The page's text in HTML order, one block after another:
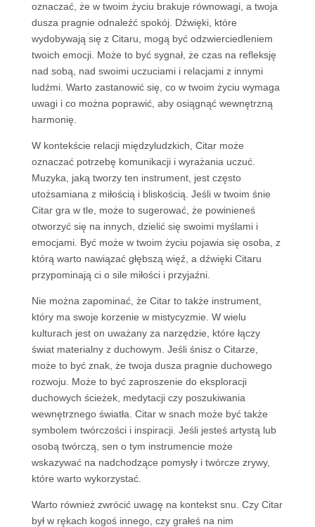
oznaczać, że w twoim życiu brakuje równowagi, a twoja
dusza pragnie odnaleźć spokój. Dźwięki, które
wydobywają się z Citaru, mogą być odzwierciedleniem
twoich emocji. Może to być sygnał, że czas na refleksję
nad sobą, nad swoimi uczuciami i relacjami z innymi
ludźmi. Warto zastanowić się, co w twoim życiu wymaga
uwagi i co można poprawić, aby osiągnąć wewnętrzną
harmonię.
W kontekście relacji międzyludzkich, Citar może
oznaczać potrzebę komunikacji i wyrażania uczuć.
Muzyka, jaką tworzy ten instrument, jest często
utożsamiana z miłością i bliskością. Jeśli w twoim śnie
Citar gra w tle, może to sugerować, że powinieneś
otworzyć się na innych, dzielić się swoimi myślami i
emocjami. Być może w twoim życiu pojawia się osoba, z
którą warto nawiązać głębszą więź, a dźwięki Citaru
przypominają ci o sile miłości i przyjaźni.
Nie można zapominać, że Citar to także instrument,
który ma swoje korzenie w mistycyzmie. W wielu
kulturach jest on uważany za narzędzie, które łączy
świat materialny z duchowym. Jeśli śnisz o Citarze,
może to być znak, że twoja dusza pragnie duchowego
rozwoju. Może to być zaproszenie do eksploracji
duchowych ścieżek, medytacji czy poszukiwania
wewnętrznego światła. Citar w snach może być także
symbolem twórczości i inspiracji. Jeśli jesteś artystą lub
osobą twórczą, sen o tym instrumencie może
wskazywać na nadchodzące pomysły i twórcze zrywy,
które warto wykorzystać.
Warto również zwrócić uwagę na kontekst snu. Czy Citar
był w rękach kogoś innego, czy grałeś na nim